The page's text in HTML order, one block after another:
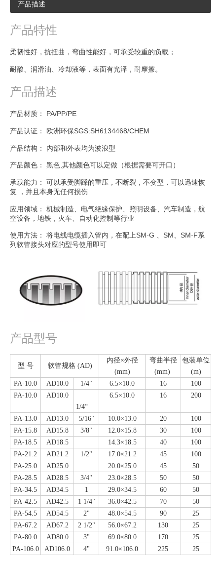
产品描述
产品特性
柔韧性好，抗扭曲，弯曲性能好，可承受较重的负载；
耐酸、润滑油、冷却液等，表面有光泽，耐摩擦。
产品描述
产品材质： PA/PP/PE
产品认证： 欧洲环保SGS:SH6134468/CHEM
产品结构： 内部和外表均为波浪型
产品颜色： 黑色,其他颜色可以定做（根据需要可开口）
承载能力： 可以承受脚踩的重压，不断裂，不变型，可以迅速恢
复 ，并且本身无任何损伤
应用领域： 机械制造、电气绝缘保护、照明设备、汽车制造，航
空设备，地铁，火车、自动化控制等行业
使用方法： 将电线电缆插入管内，在配上SM-G 、SM、SM-F系
列软管接头对应的型号使用即可
产品型号
型 号 软管规格 (AD)
内径×外径
(mm)
弯曲半径
(mm)
包装单位
(m)
PA-10.0
AD10.0 1/4" 6.5×10.0 16
100
PA-10.0
AD10.0
1/4“
6.5×10.0 16 200
PA-13.0 AD13.0 5/16" 10.0×13.0 20
100
PA-15.8
AD15.8 3/8" 12.0×15.8 30
100
PA-18.5
AD18.5 14.3×18.5 40
100
PA-21.2
AD21.2 1/2" 17.0×21.2 45
100
PA-25.0
AD25.0 20.0×25.0 45
50
PA-28.5
AD28.5 3/4" 23.0×28.5 50
50
PA-34.5
AD34.5 1 29.0×34.5 60
50
PA-42.5
AD42.5 1 1/4" 36.0×42.5 70
50
PA-54.5
AD54.5 2" 48.0×54.5 90
25
PA-67.2
AD67.2 2 1/2" 56.0×67.2 130
25
PA-80.0
AD80.0 3" 69.0×80.0 170
25
PA-106.0
AD106.0 4" 91.0×106.0 225 25